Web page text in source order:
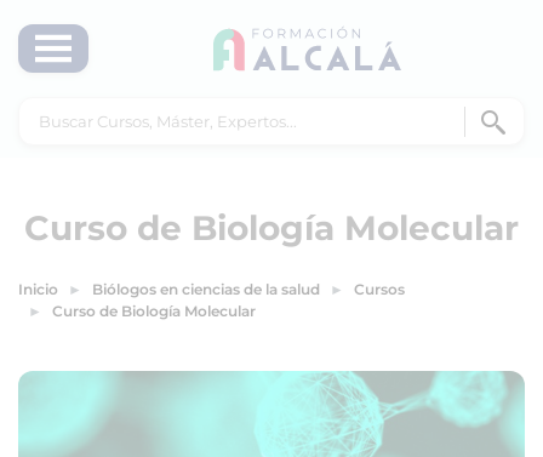
Curso de Biología Molecular
Inicio Biólogos en ciencias de la salud
Cursos
Curso de Biología Molecular